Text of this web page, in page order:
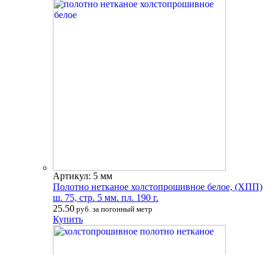
Артикул: 5 мм
Полотно нетканое холстопрошивное белое, (ХПП)
ш. 75, стр. 5 мм. пл. 190 г.
25.50 руб. за погонный метр
Купить